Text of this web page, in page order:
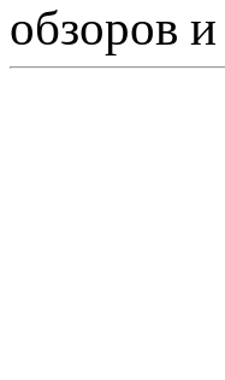
обзоров